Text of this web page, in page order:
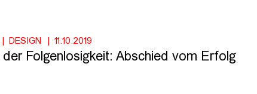
DESIGN 11.10.2019
der Folgenlosigkeit: Abschied vom Erfolg